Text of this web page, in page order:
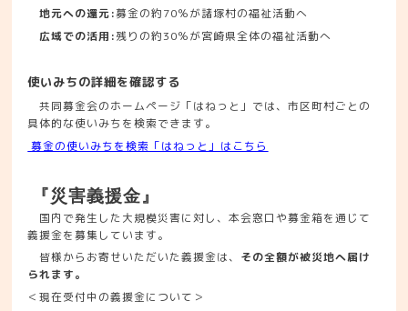
地元への還元:募金の約70％が諸塚村の福祉活動へ
広域での活用:残りの約30％が宮崎県全体の福祉活動へ
使いみちの詳細を確認する
共同募金会のホームページ「はねっと」では、市区町村ごとの
具体的な使いみちを検索できます。
募金の使いみちを検索「はねっと」はこちら
『災害義援金』
国内で発生した大規模災害に対し、本会窓口や募金箱を通じて
義援金を募集しています。
皆様からお寄せいただいた義援金は、 その全額が被災地へ届け
られます。
＜現在受付中の義援金について＞